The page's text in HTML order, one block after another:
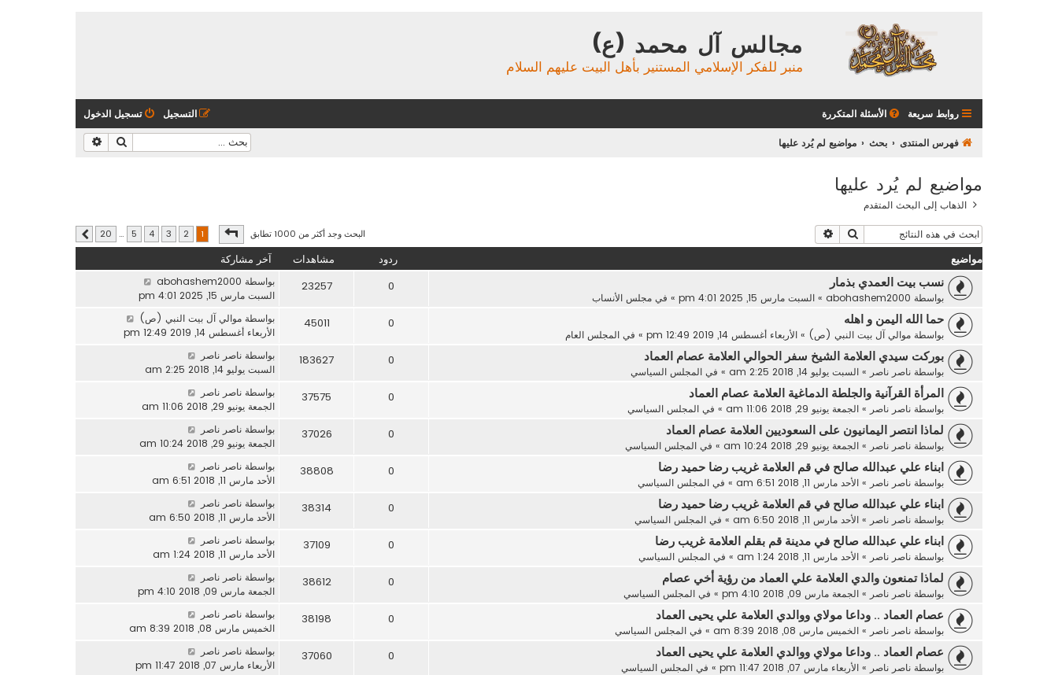
مجالس آل محمد (ع)
منبر للفكر الإسلامي المستنير بأهل البيت عليهم السلام
روابط سريعة الأسئلة المتكررة تسجيل الدخول التسجيل
فهرس المنتدى بحث مواضيع لم يُرد عليها بحث
مواضيع لم يُرد عليها
الذهاب إلى البحث المتقدم
بحث البحث وجد أكثر من 1000 تطابق صفحة من20
1
2
3
4
5
…
20 التالي
مواضيع ردود مشاهدات آخر مشاركة
نسب بيت العمدي بذمار
بواسطة abohashem2000
» السبت مارس 15, 2025 4:01 pm » في مجلس الأنساب
0
23257 بواسطة abohashem2000
السبت مارس 15, 2025 4:01 pm
حما الله اليمن و اهله
بواسطة موالي آل بيت النبي (ص) » الأربعاء أغسطس 14, 2019 12:49 pm » في المجلس العام
0
45011 بواسطة موالي آل بيت النبي (ص)
الأربعاء أغسطس 14, 2019 12:49 pm
بوركت سيدي العلامة الشيخ سفر الحوالي العلامة عصام العماد
بواسطة ناصر ناصر » السبت يوليو 14, 2018 2:25 am » في المجلس السياسي
0
183627 بواسطة ناصر ناصر
السبت يوليو 14, 2018 2:25 am
المرأة القرآنية والجلطة الدماغية العلامة عصام العماد
بواسطة ناصر ناصر » الجمعة يونيو 29, 2018 11:06 am » في المجلس السياسي
0
37575 بواسطة ناصر ناصر
الجمعة يونيو 29, 2018 11:06 am
لماذا انتصر اليمانيون على السعوديين العلامة عصام العماد
بواسطة ناصر ناصر » الجمعة يونيو 29, 2018 10:24 am » في المجلس السياسي
0
37026 بواسطة ناصر ناصر
الجمعة يونيو 29, 2018 10:24 am
ابناء علي عبدالله صالح في قم العلامة غريب رضا حميد رضا
بواسطة ناصر ناصر » الأحد مارس 11, 2018 6:51 am » في المجلس السياسي
0
38808 بواسطة ناصر ناصر
الأحد مارس 11, 2018 6:51 am
ابناء علي عبدالله صالح في قم العلامة غريب رضا حميد رضا
بواسطة ناصر ناصر » الأحد مارس 11, 2018 6:50 am » في المجلس السياسي
0
38314 بواسطة ناصر ناصر
الأحد مارس 11, 2018 6:50 am
ابناء علي عبدالله صالح في مدينة قم بقلم العلامة غريب رضا
بواسطة ناصر ناصر » الأحد مارس 11, 2018 1:24 am » في المجلس السياسي
0
37109 بواسطة ناصر ناصر
الأحد مارس 11, 2018 1:24 am
لماذا تمنعون والدي العلامة علي العماد من رؤية أخي عصام
بواسطة ناصر ناصر » الجمعة مارس 09, 2018 4:10 pm » في المجلس السياسي
0
38612 بواسطة ناصر ناصر
الجمعة مارس 09, 2018 4:10 pm
عصام العماد .. وداعا مولاي ووالدي العلامة علي يحيى العماد
بواسطة ناصر ناصر » الخميس مارس 08, 2018 8:39 am » في المجلس السياسي
0
38198 بواسطة ناصر ناصر
الخميس مارس 08, 2018 8:39 am
عصام العماد .. وداعا مولاي ووالدي العلامة علي يحيى العماد
بواسطة ناصر ناصر » الأربعاء مارس 07, 2018 11:47 pm » في المجلس السياسي
0
37060 بواسطة ناصر ناصر
الأربعاء مارس 07, 2018 11:47 pm